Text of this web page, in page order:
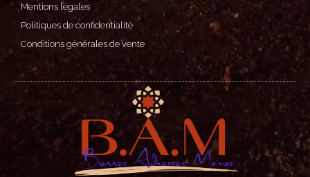
Mentions légales
Politiques de confidentialité
Conditions générales de vente